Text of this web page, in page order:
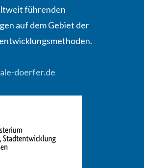
führenden
auf dem Gebiet der
doerfer.de